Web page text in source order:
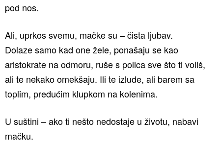
pod nos.
Ali, uprkos svemu, mačke su – čista ljubav.
Dolaze samo kad one žele, ponašaju se kao
aristokrate na odmoru, ruše s polica sve što ti voliš,
ali te nekako omekšaju. Ili te izlude, ali barem sa
toplim, predućim klupkom na kolenima.
U suštini – ako ti nešto nedostaje u životu, nabavi
mačku.